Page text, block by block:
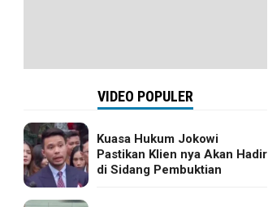
VIDEO POPULER
Kuasa Hukum Jokowi
Pastikan Klien nya Akan Hadir
di Sidang Pembuktian